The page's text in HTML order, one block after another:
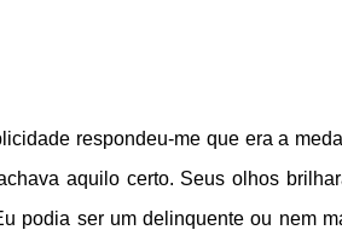
respondeu-me que era a
aquilo certo. Seus olhos
podia ser um delinquente ou nem